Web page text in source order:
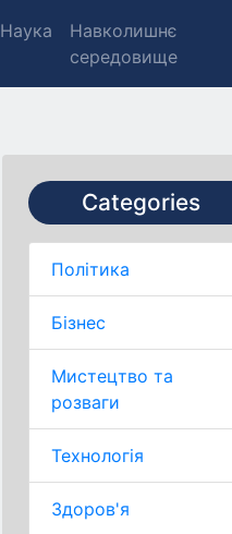
Наука
Навколишнє
середовище
Categories
Політика
Бізнес
Мистецтво та
розваги
Технологія
Здоров'я